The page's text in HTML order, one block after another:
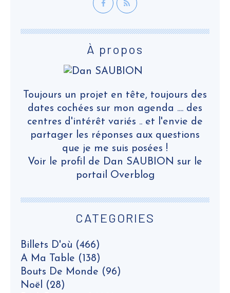
CATEGORIES
Billets D'où (466)
A Ma Table (138)
Bouts De Monde (96)
Noël (28)
À propos
Toujours un projet en tête, toujours des
dates cochées sur mon agenda .... des
centres d'intérêt variés .. et l'envie de
partager les réponses aux questions
que je me suis posées !
Voir le profil de Dan SAUBION sur le
portail Overblog